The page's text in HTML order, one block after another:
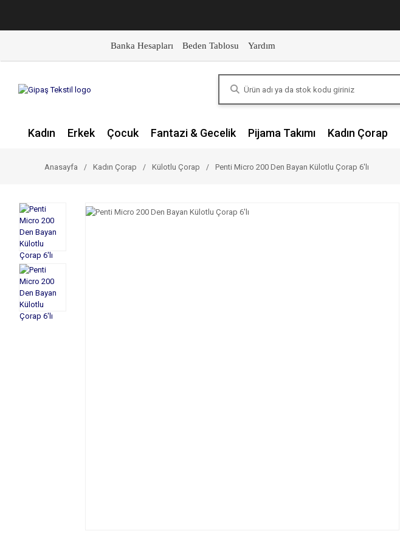
Banka Hesapları Beden Tablosu Yardım
Kadın Erkek Çocuk Fantazi & Gecelik Pijama Takımı Kadın Çorap
Anasayfa Kadın Çorap Külotlu Çorap Penti Micro 200 Den Bayan Külotlu Çorap 6'lı